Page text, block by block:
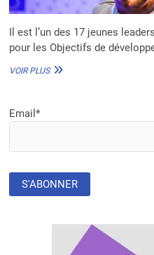
Il est l’un des 17 jeunes
pour les Objectifs de
VOIR PLUSEMMANUEL
JEUNES
Email*